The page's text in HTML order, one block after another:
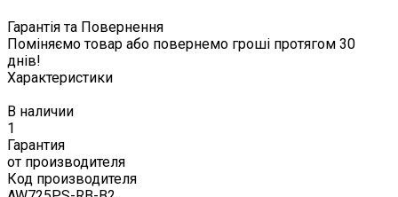
Гарантія та Повернення
Поміняємо товар або повернемо гроші протягом 30
днів!
Характеристики
В наличии
1
Гарантия
от производителя
Код производителя